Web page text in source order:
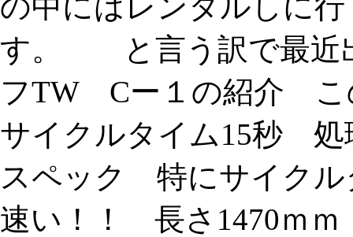
す。 と言う訳で最近
フTW Cー１の紹介 こ
サイクルタイム15秒 処
スペック 特にサイクル
速い！！ 長さ1470ｍ